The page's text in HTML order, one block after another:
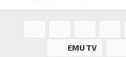
EMU TV